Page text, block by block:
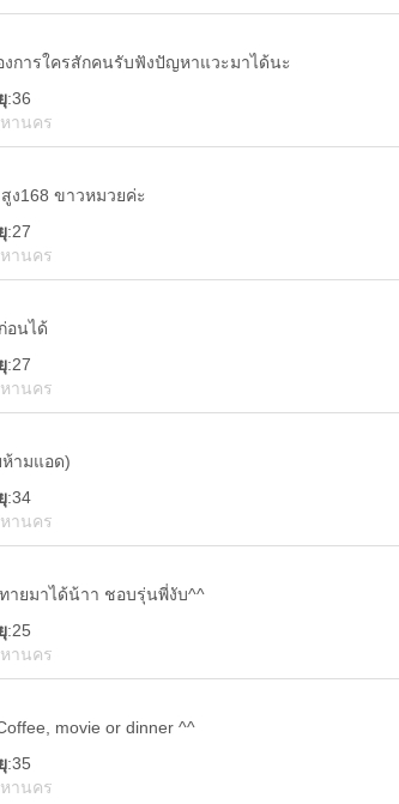
งการใครสักคนรับฟังปัญหาแวะมาได้นะ
:36
านคร
ง168 ขาวหมวยค่ะ
:27
านคร
อนได้
:27
านคร
ามแอด)
:34
านคร
ายมาได้น้าา ชอบรุ่นพี่งับ^^
:25
านคร
movie or dinner ^^
:35
านคร